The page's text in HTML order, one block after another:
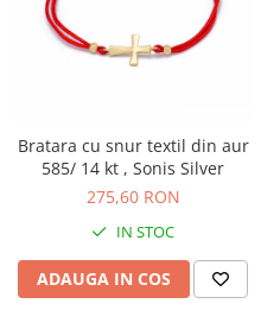
Bratara cu snur textil din aur
585/ 14 kt , Sonis Silver
275,60 RON
IN STOC
ADAUGA IN COS